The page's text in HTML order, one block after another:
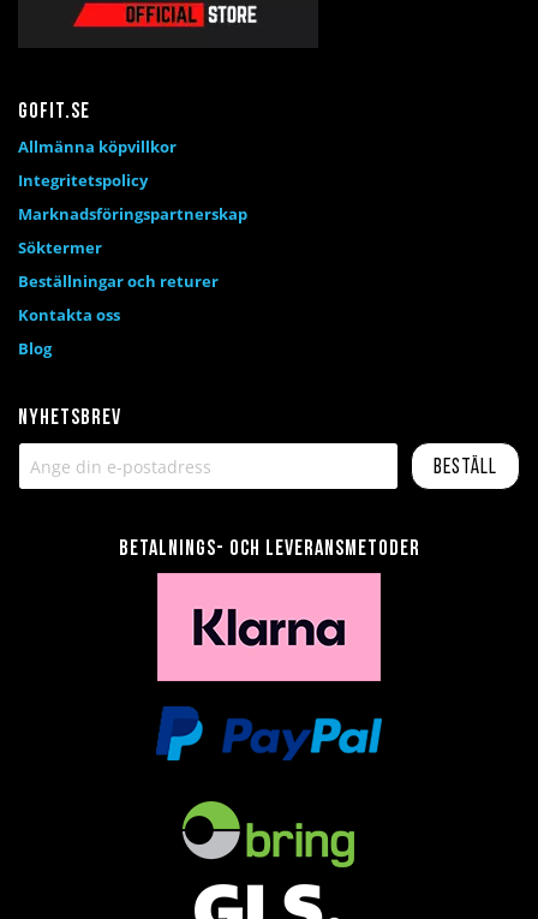
Nyhetsbrev
Beställ
Betalnings- och leveransmetoder
Gofit.se
Allmänna köpvillkor
Integritetspolicy
Marknadsföringspartnerskap
Söktermer
Beställningar och returer
Kontakta oss
Blog